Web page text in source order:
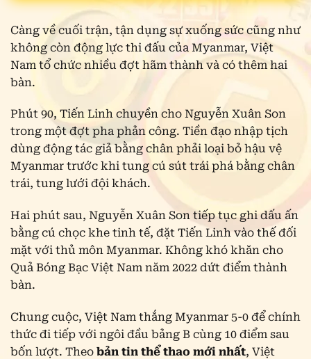
Càng về cuối trận, tận dụng sự xuống sức cũng như
không còn động lực thi đấu của Myanmar, Việt
Nam tổ chức nhiều đợt hãm thành và có thêm hai
bàn.
Phút 90, Tiến Linh chuyền cho Nguyễn Xuân Son
trong một đợt pha phản công. Tiền đạo nhập tịch
dùng động tác giả bằng chân phải loại bỏ hậu vệ
Myanmar trước khi tung cú sút trái phá bằng chân
trái, tung lưới đội khách.
Hai phút sau, Nguyễn Xuân Son tiếp tục ghi dấu ấn
bằng cú chọc khe tinh tế, đặt Tiến Linh vào thế đối
mặt với thủ môn Myanmar. Không khó khăn cho
Quả Bóng Bạc Việt Nam năm 2022 dứt điểm thành
bàn.
Chung cuộc, Việt Nam thắng Myanmar 5-0 để chính
thức đi tiếp với ngôi đầu bảng B cùng 10 điểm sau
bốn lượt. Theo bản tin thể thao mới nhất, Việt